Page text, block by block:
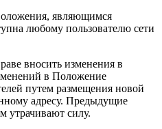
являющимся
любому пользователю сети
вносить изменения в
в Положение
путем размещения новой
адресу. Предыдущие
утрачивают силу.